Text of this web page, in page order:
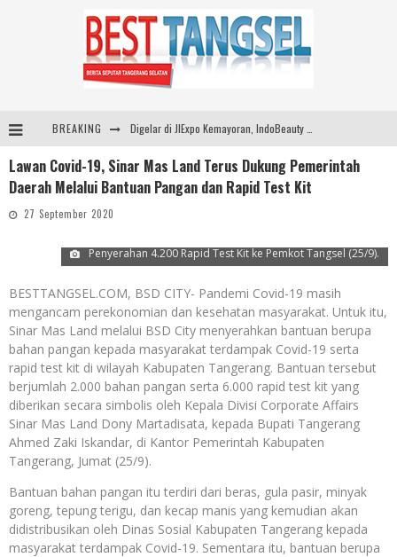
BREAKING
Indo Leather & Footwear dan Indo Garment Textile Expo 2026 Digelar di JIExpo Kemayoran, Bangkitkan Industri Manufaktur Indonesia
Lawan Covid-19, Sinar Mas Land Terus Dukung Pemerintah
Daerah Melalui Bantuan Pangan dan Rapid Test Kit
27 September 2020
Penyerahan 4.200 Rapid Test Kit ke Pemkot Tangsel (25/9).
BESTTANGSEL.COM, BSD CITY- Pandemi Covid-19 masih
mengancam perekonomian dan kesehatan masyarakat. Untuk itu,
Sinar Mas Land melalui BSD City menyerahkan bantuan berupa
bahan pangan kepada masyarakat terdampak Covid-19 serta
rapid test kit di wilayah Kabupaten Tangerang. Bantuan tersebut
berjumlah 2.000 bahan pangan serta 6.000 rapid test kit yang
diberikan secara simbolis oleh Kepala Divisi Corporate Affairs
Sinar Mas Land Dony Martadisata, kepada Bupati Tangerang
Ahmed Zaki Iskandar, di Kantor Pemerintah Kabupaten
Tangerang, Jumat (25/9).
Bantuan bahan pangan itu terdiri dari beras, gula pasir, minyak
goreng, tepung terigu, dan kecap manis yang kemudian akan
didistribusikan oleh Dinas Sosial Kabupaten Tangerang kepada
masyarakat terdampak Covid-19. Sementara itu, bantuan berupa